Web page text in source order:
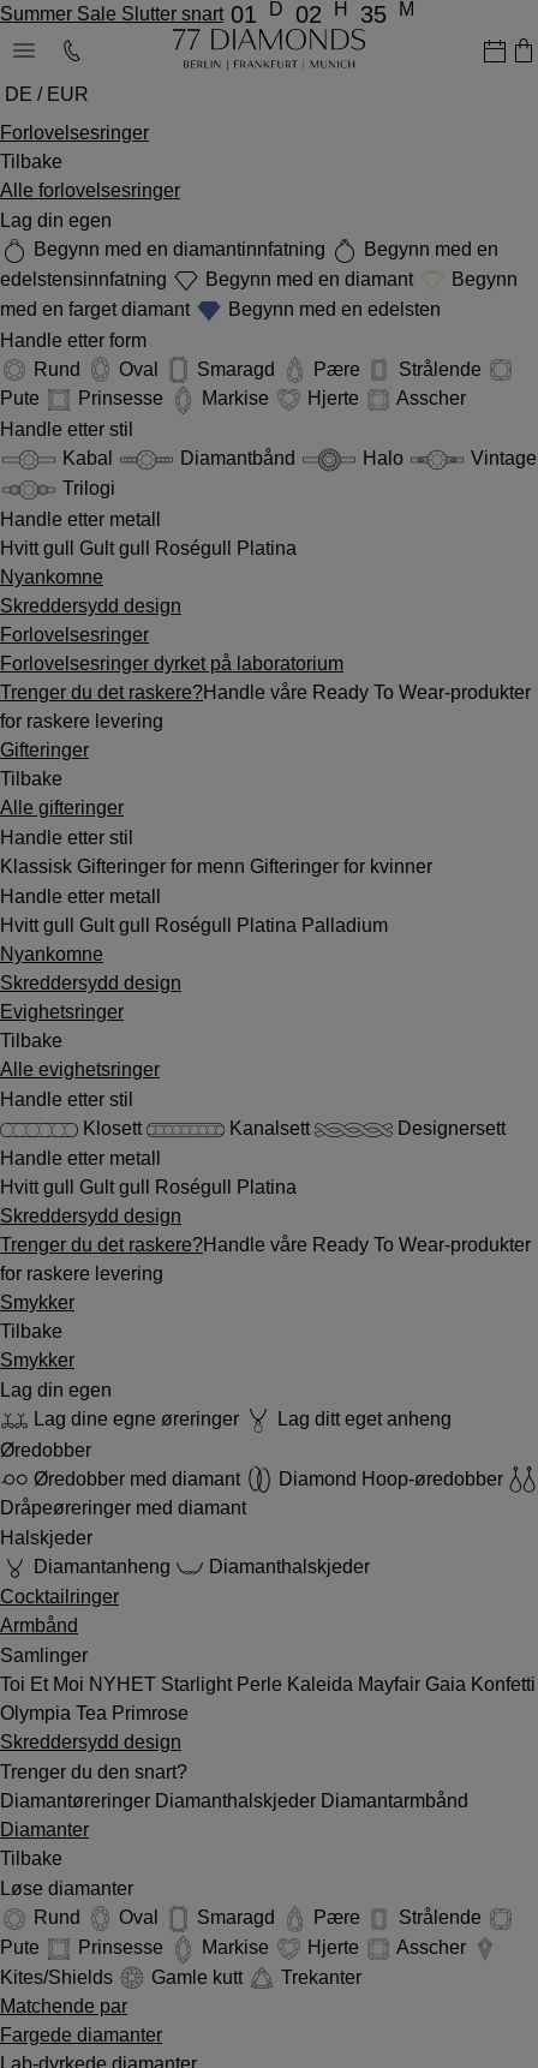
Summer Sale Slutter snart 01 D 02 H 35 M
DE / EUR
Forlovelsesringer
Tilbake
Alle forlovelsesringer
Lag din egen
Begynn med en diamantinnfatning
Begynn med en
edelstensinnfatning
Begynn med en diamant
Begynn
med en farget diamant
Begynn med en edelsten
Handle etter form
Rund
Oval Smaragd Pære
Strålende
Pute
Prinsesse Markise Hjerte
Asscher
Handle etter stil
Kabal
Diamantbånd Halo
Vintage
Trilogi
Handle etter metall
Hvitt gull Gult gull Roségull
Platina
Nyankomne
Skreddersydd design
Forlovelsesringer
Forlovelsesringer dyrket på laboratorium
Trenger du det raskere?Handle våre Ready To Wear-produkter
for raskere levering
Gifteringer
Tilbake
Alle gifteringer
Handle etter stil
Klassisk Gifteringer for menn Gifteringer for kvinner
Handle etter metall
Hvitt gull Gult gull Roségull Platina Palladium
Nyankomne
Skreddersydd design
Evighetsringer
Tilbake
Alle evighetsringer
Handle etter stil
Klosett
Kanalsett
Designersett
Handle etter metall
Hvitt gull Gult gull Roségull
Platina
Skreddersydd design
Trenger du det raskere?Handle våre Ready To Wear-produkter
for raskere levering
Smykker
Tilbake
Smykker
Lag din egen
Lag dine egne øreringer
Lag ditt eget anheng
Øredobber
Øredobber med diamant
Diamond Hoop-øredobber
Dråpeøreringer med diamant
Halskjeder
Diamantanheng
Diamanthalskjeder
Cocktailringer
Armbånd
Samlinger
Toi Et Moi NYHET Starlight Perle Kaleida Mayfair Gaia Konfetti
Olympia Tea Primrose
Skreddersydd design
Trenger du den snart?
Diamantøreringer Diamanthalskjeder Diamantarmbånd
Diamanter
Tilbake
Løse diamanter
Rund
Oval Smaragd Pære
Strålende
Pute
Prinsesse Markise Hjerte
Asscher
Kites/Shields
Gamle kutt
Trekanter
Matchende par
Fargede diamanter